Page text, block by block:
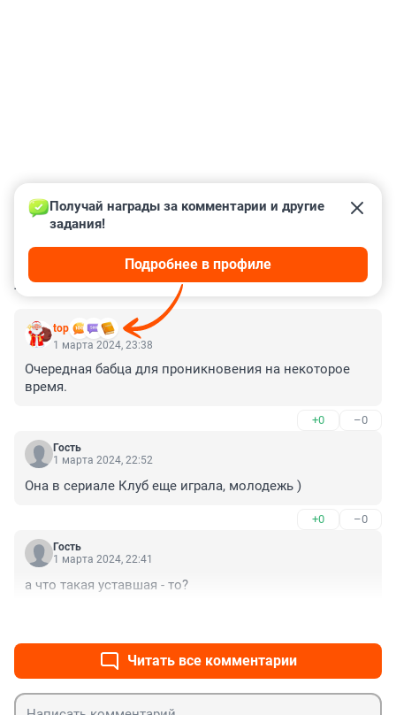
КОММЕНТАРИИ 75
top
Получай награды за комментарии и другие
задания!
Подробнее в профиле
1 марта 2024, 23:38
Очередная бабца для проникновения на некоторое
время.
+0 –0
Гость
1 марта 2024, 22:52
Она в сериале Клуб еще играла, молодежь )
+0 –0
Гость
1 марта 2024, 22:41
а что такая уставшая - то?
Читать все комментарии